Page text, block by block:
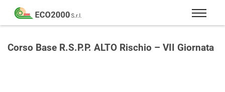
Eco
2000
Formazione
consulenza
Corso Base R.S.P.P. ALTO Rischio – VII Giornata